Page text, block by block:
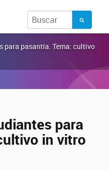
para pasantía. Tema: cultivo
para
in vitro